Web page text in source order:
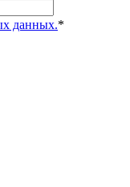
данных.*